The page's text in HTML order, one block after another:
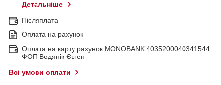
Детальніше
Післяплата
Оплата на рахунок
Оплата на карту рахунок MONOBANK 4035200040341544
ФОП Водянік Євген
Всі умови оплати